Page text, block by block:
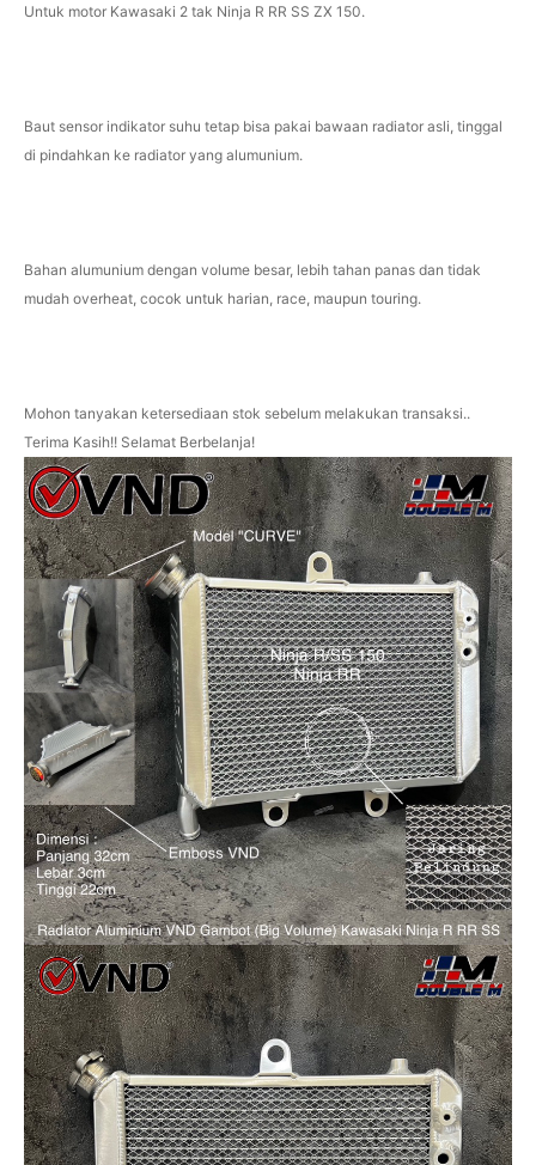
Untuk motor Kawasaki 2 tak Ninja R RR SS ZX 150.
Baut sensor indikator suhu tetap bisa pakai bawaan radiator asli, tinggal
di pindahkan ke radiator yang alumunium.
Bahan alumunium dengan volume besar, lebih tahan panas dan tidak
mudah overheat, cocok untuk harian, race, maupun touring.
Mohon tanyakan ketersediaan stok sebelum melakukan transaksi..
Terima Kasih!! Selamat Berbelanja!